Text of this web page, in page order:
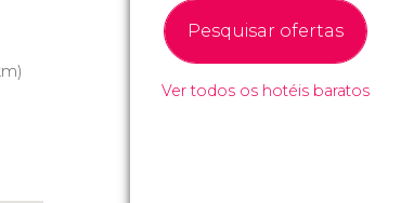
Pesquisar ofertas
Ver todos os hotéis baratos